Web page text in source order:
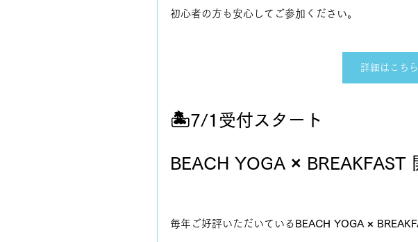
初心者の方も安心してご参加ください。
詳細はこち
🏝️7/1受付スタート
BEACH YOGA × BREAKFAST
毎年ご好評いただいている BEACH YOGA ×